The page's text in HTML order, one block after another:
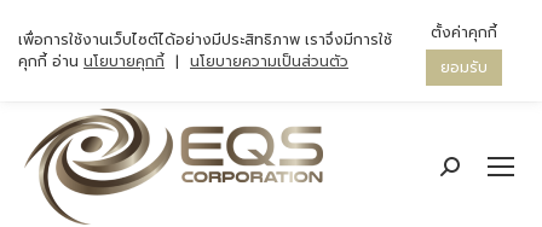
Search:
เพื่อการใช้งานเว็บไซต์ได้อย่างมีประสิทธิภาพ เราจึงมีการใช้
คุกกี้ อ่าน นโยบายคุกกี้ | นโยบายความเป็นส่วนตัว
ตั้งค่าคุกกี้
ยอมรับ